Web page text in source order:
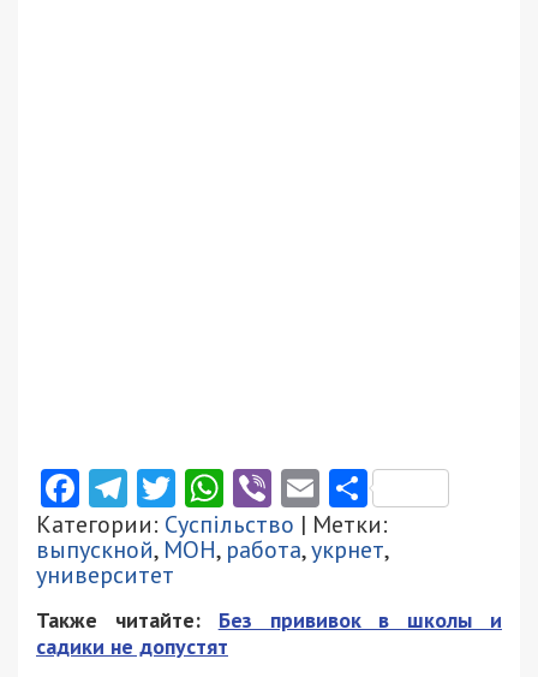
Facebook
Telegram
Twitter
WhatsApp
ViberEmail
Категории: Суспільство | Метки:
выпускной, МОН, работа,укрнет,
университет
Также читайте: Без прививок в школы и
садики не допустят